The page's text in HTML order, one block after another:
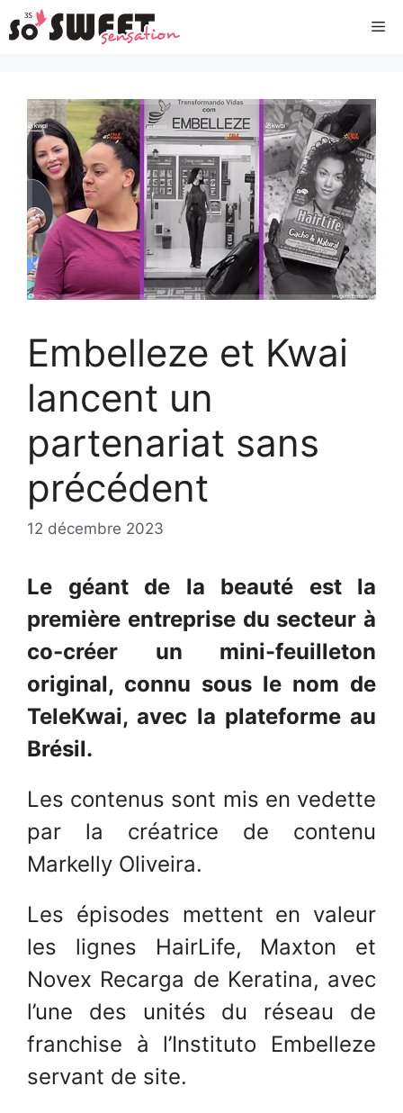
Aller
au
Embelleze et Kwai
lancent un
partenariat sans
précédent
12 décembre 2023
Le géant de la beauté est la
première entreprise du secteur à
co-créer un mini-feuilleton
original, connu sous le nom de
TeleKwai, avec la plateforme au
Brésil.
Les contenus sont mis en vedette
par la créatrice de contenu
Markelly Oliveira.
Les épisodes mettent en valeur
les lignes HairLife, Maxton et
Novex Recarga de Keratina, avec
l’une des unités du réseau de
franchise à l’Instituto Embelleze
servant de site.